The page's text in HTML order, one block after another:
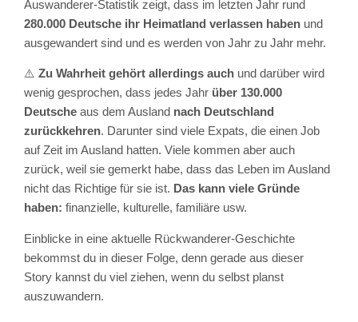
Auswanderer-Statistik zeigt, dass im letzten Jahr rund
280.000 Deutsche ihr Heimatland verlassen haben und
ausgewandert sind und es werden von Jahr zu Jahr mehr.
⚠️Zu Wahrheit gehört allerdings auch und darüber wird
wenig gesprochen, dass jedes Jahr über 130.000
Deutsche aus dem Ausland nach Deutschland
zurückkehren. Darunter sind viele Expats, die einen Job
auf Zeit im Ausland hatten. Viele kommen aber auch
zurück, weil sie gemerkt habe, dass das Leben im Ausland
nicht das Richtige für sie ist. Das kann viele Gründe
haben: finanzielle, kulturelle, familiäre usw.
Einblicke in eine aktuelle Rückwanderer-Geschichte
bekommst du in dieser Folge, denn gerade aus dieser
Story kannst du viel ziehen, wenn du selbst planst
auszuwandern.